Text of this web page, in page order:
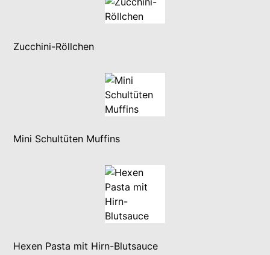
Zucchini-Röllchen
Mini Schultüten Muffins
Hexen Pasta mit Hirn-Blutsauce